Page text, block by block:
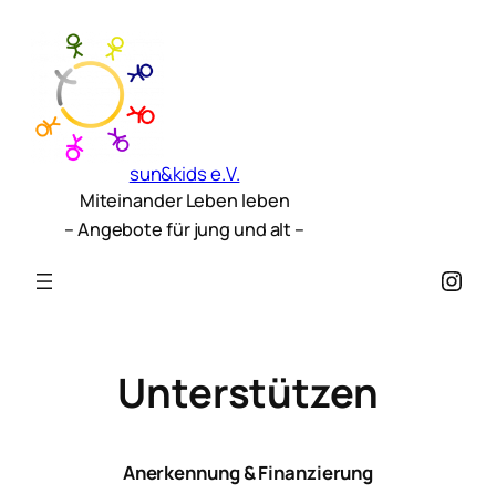
sun&kids e.V.
Miteinander Leben leben
– Angebote für jung und alt –
Unterstützen
Anerkennung & Finanzierung